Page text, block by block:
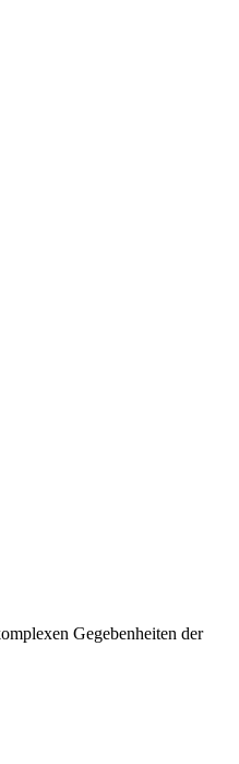
Gegebenheiten der